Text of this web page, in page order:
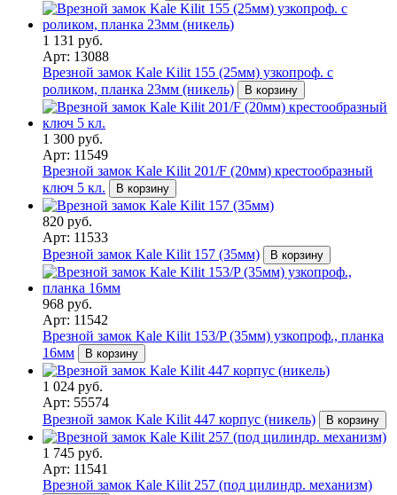
1 131 руб.
Арт: 13088
Врезной замок Kale Kilit 155 (25мм) узкопроф. с
роликом, планка 23мм (никель)
В корзину
1 300 руб.
Арт: 11549
Врезной замок Kale Kilit 201/F (20мм) крестообразный
ключ 5 кл.
В корзину
820 руб.
Арт: 11533
Врезной замок Kale Kilit 157 (35мм)
В корзину
968 руб.
Арт: 11542
Врезной замок Kale Kilit 153/P (35мм) узкопроф., планка
16мм
В корзину
1 024 руб.
Арт: 55574
Врезной замок Kale Kilit 447 корпус (никель)
В корзину
1 745 руб.
Арт: 11541
Врезной замок Kale Kilit 257 (под цилиндр. механизм)